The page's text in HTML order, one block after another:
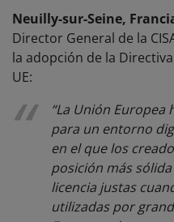
Neuilly-sur-Seine,
Director General de la
la adopción de la
UE:
“La Unión Europea
para un entorno
en el que los
posición más
licencia justas
utilizadas por